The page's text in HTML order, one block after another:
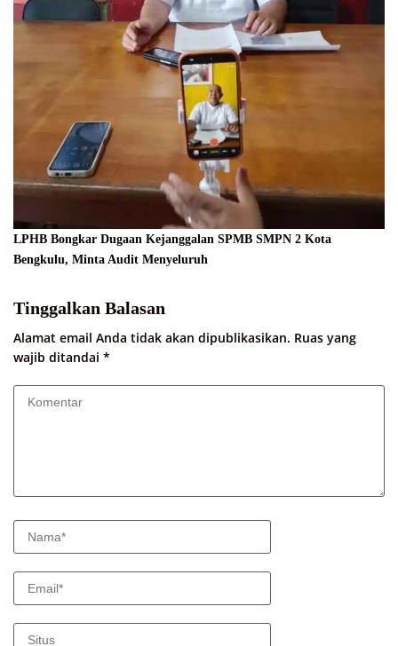
LPHB Bongkar Dugaan Kejanggalan SPMB SMPN 2 Kota
Bengkulu, Minta Audit Menyeluruh
Tinggalkan Balasan
Alamat email Anda tidak akan dipublikasikan. Ruas yang
wajib ditandai *